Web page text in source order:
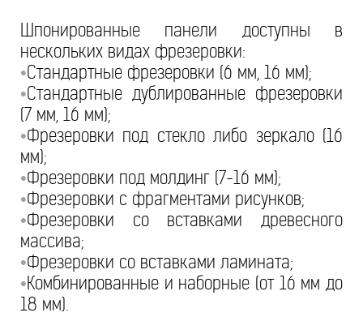
Шпонированные панели доступны в
нескольких видах фрезеровки:
•Стандартные фрезеровки (6 мм, 16 мм);
•Стандартные дублированные фрезеровки
(7 мм, 16 мм);
•Фрезеровки под стекло либо зеркало (16
мм);
•Фрезеровки под молдинг (7-16 мм);
•Фрезеровки с фрагментами рисунков;
•Фрезеровки со вставками древесного
массива;
•Фрезеровки со вставками ламината;
•Комбинированные и наборные (от 16 мм до
18 мм).